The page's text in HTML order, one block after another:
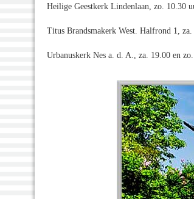
Heilige Geestkerk Lindenlaan, zo. 10.30
Titus Brandsmakerk West. Halfrond 1,
Urbanuskerk Nes a. d. A., za. 19.00 en